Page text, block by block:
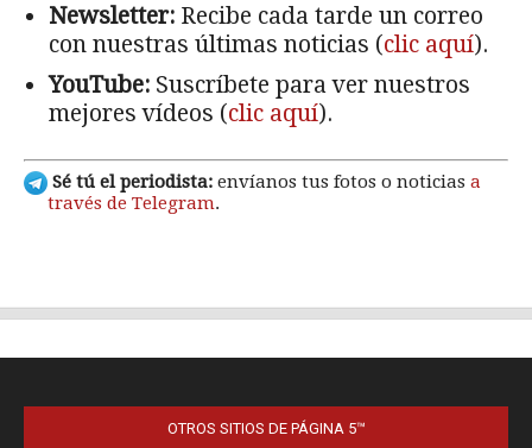
OTROS SITIOS DE PÁGINA 5™